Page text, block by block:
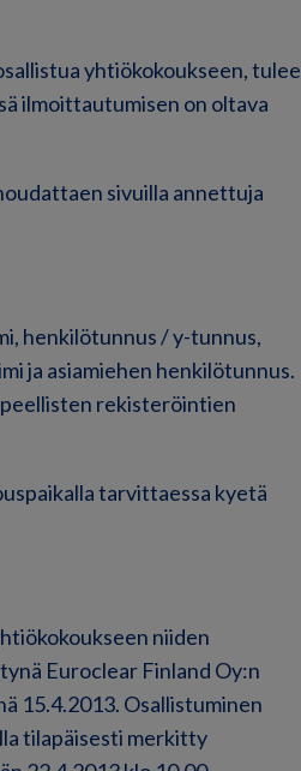
yhtiökokoukseen, tulee
ilmoittautumisen on oltava
sivuilla annettuja
henkilötunnus / y-tunnus,
ja asiamiehen henkilötunnus.
rekisteröintien
tarvittaessa kyetä
niiden
Euroclear Finland Oy:n
15.4.2013. Osallistuminen
tilapäisesti merkitty